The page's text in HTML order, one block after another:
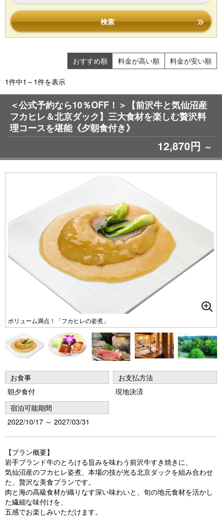
検索
おすすめ順 料金が高い順 料金が安い順
1件中1～1件を表示
＜公式予約なら10％OFF！＞【前沢牛と気仙沼産
フカヒレ＆北京ダック】三大食材を楽しむ贅沢料
理コースを堪能《夕朝食付き》
12,870円 ～
ボリューム満点！「フカヒレの姿煮」
お食事
朝夕食付
お支払方法
現地決済
宿泊可能期間
2022/10/17 ～ 2027/03/31
【プラン概要】
岩手ブランド牛のとろける旨みを味わう前沢牛すき焼きに、
気仙沼産のフカヒレ姿煮、本場の技が光る北京ダックを組み合わせ
た、贅沢な美食プランです。
肉と海の高級食材が織りなす深い味わいと、旬の地元食材を活かし
た繊細な味付けを、
五感でお楽しみいただけます。